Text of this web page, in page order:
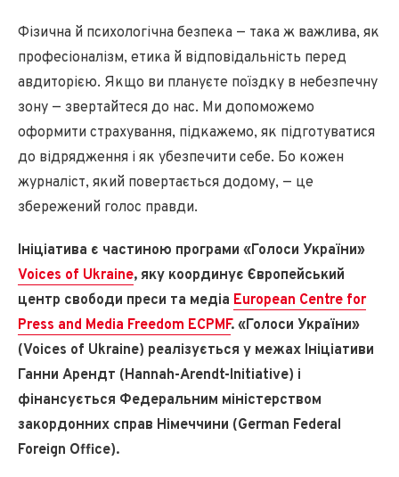
Фізична й психологічна безпека — така ж важлива, як
професіоналізм, етика й відповідальність перед
авдиторією. Якщо ви плануєте поїздку в небезпечну
зону — звертайтеся до нас. Ми допоможемо
оформити страхування, підкажемо, як підготуватися
до відрядження і як убезпечити себе. Бо кожен
журналіст, який повертається додому, — це
збережений голос правди.
Ініціатива є частиною програми «Голоси України»
Voices of Ukraine, яку координує Європейський
центр свободи преси та медіа European Centre for
Press and Media Freedom ECPMF. «Голоси України»
(Voices of Ukraine) реалізується у межах Ініціативи
Ганни Арендт (Hannah-Arendt-Initiative) і
фінансується Федеральним міністерством
закордонних справ Німеччини (German Federal
Foreign Office).